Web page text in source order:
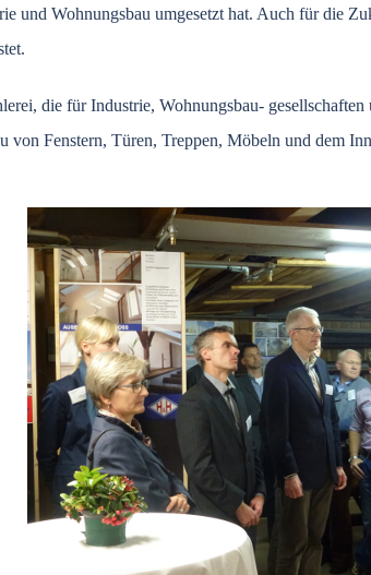
und Wohnungsbau umgesetzt hat. Auch für die
die für Industrie, Wohnungsbau-
Fenstern, Türen, Treppen, Möbeln und dem